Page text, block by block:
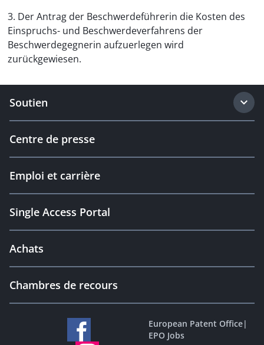
3. Der Antrag der Beschwerdeführerin die Kosten des
Einspruchs- und Beschwerdeverfahrens der
Beschwerdegegnerin aufzuerlegen wird
zurückgewiesen.
Soutien
Centre de presse
Emploi et carrière
Single Access Portal
Achats
Chambres de recours
European Patent Office|
EPO Jobs